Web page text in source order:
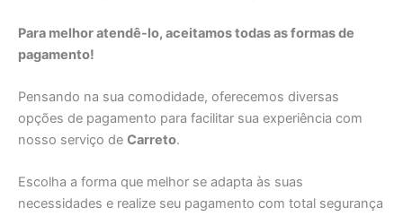
Para melhor atendê-lo, aceitamos todas as formas de
pagamento!
Pensando na sua comodidade, oferecemos diversas
opções de pagamento para facilitar sua experiência com
nosso serviço de Carreto.
Escolha a forma que melhor se adapta às suas
necessidades e realize seu pagamento com total segurança